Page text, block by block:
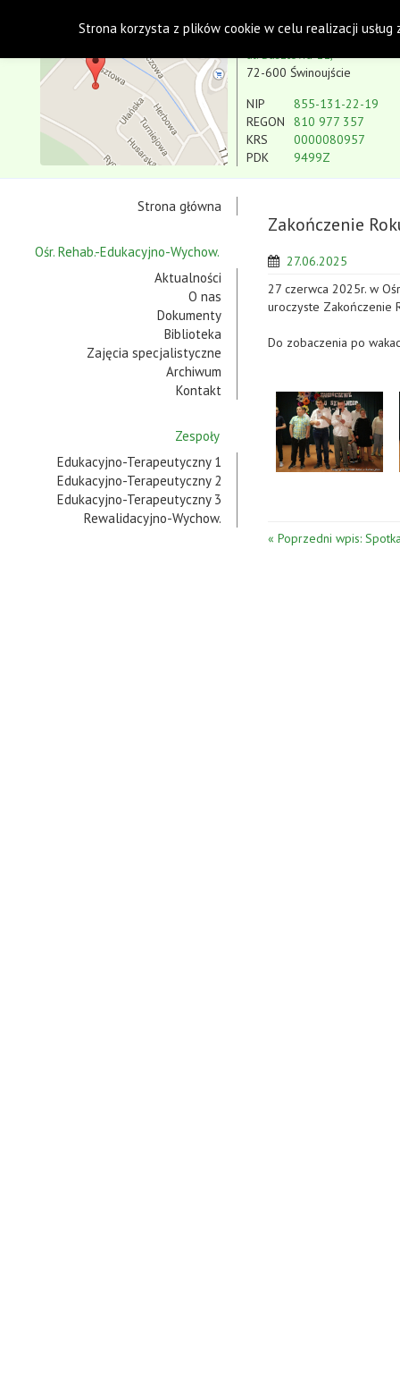
Koło w Świnoujściu
ul. Basztowa 11,
72-600 Świnoujście
NIP
REGON
KRS
PDK
855-131-22-19
810 977 357
0000080957
9499Z
Strona główna
Ośr. Rehab.-Edukacyjno-Wychow.
Aktualności
O nas
Dokumenty
Biblioteka
Zajęcia specjalistyczne
Archiwum
Kontakt
Zespoły
Edukacyjno-Terapeutyczny 1
Edukacyjno-Terapeutyczny 2
Edukacyjno-Terapeutyczny 3
Rewalidacyjno-Wychow.
Zakończenie
27.06.2025
27 czerwca 2025r. w
uroczyste Zakończenie
Do zobaczenia po
« Poprzedni wpis:
Strona korzysta z plików cookie w celu realizacji usług